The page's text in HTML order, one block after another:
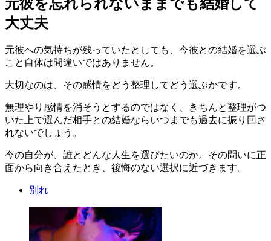
元彼を忘れられないままでも結婚して
大丈夫
元彼への気持ちが残っていたとしても、今彼との結婚を選ぶ
こと自体は間違いではありません。
大切なのは、その感情をどう整理してどう選ぶかです。
無理やり感情を消そうとするのではなく、きちんと整理がつ
いた上で選んだ相手との結婚ならいつまでも過去に振り回さ
れないでしょう。
今の自分が、誰とどんな人生を選びたいのか。その問いに正
面から向き合えたとき、後悔のない選択に近づきます。
別れ